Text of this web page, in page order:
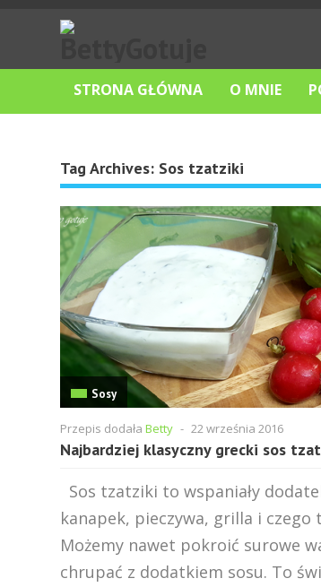
STRONA GŁÓWNA O MNIE
Tag Archives: Sos tzatziki
Sosy
Przepis dodała Betty - 22 września 2016
Najbardziej klasyczny grecki sos
Sos tzatziki to wspaniały
kanapek, pieczywa, grilla i czego
Możemy nawet pokroić surowe
chrupać z dodatkiem sosu. To